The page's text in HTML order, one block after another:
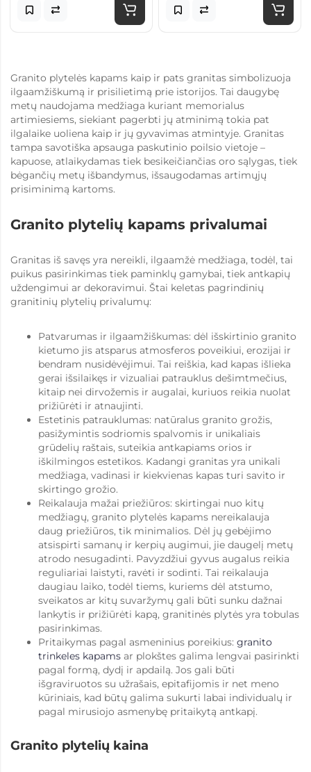
Granito plytelės kapams kaip ir pats granitas simbolizuoja
ilgaamžiškumą ir prisilietimą prie istorijos. Tai daugybę
metų naudojama medžiaga kuriant memorialus
artimiesiems, siekiant pagerbti jų atminimą tokia pat
ilgalaike uoliena kaip ir jų gyvavimas atmintyje. Granitas
tampa savotiška apsauga paskutinio poilsio vietoje –
kapuose, atlaikydamas tiek besikeičiančias oro sąlygas, tiek
bėgančių metų išbandymus, išsaugodamas artimųjų
prisiminimą kartoms.
Granito plytelių kapams privalumai
Granitas iš savęs yra nereikli, ilgaamžė medžiaga, todėl, tai
puikus pasirinkimas tiek paminklų gamybai, tiek antkapių
uždengimui ar dekoravimui. Štai keletas pagrindinių
granitinių plytelių privalumų:
Patvarumas ir ilgaamžiškumas: dėl išskirtinio granito
kietumo jis atsparus atmosferos poveikiui, erozijai ir
bendram nusidėvėjimui. Tai reiškia, kad kapas išlieka
gerai išsilaikęs ir vizualiai patrauklus dešimtmečius,
kitaip nei dirvožemis ir augalai, kuriuos reikia nuolat
prižiūrėti ir atnaujinti.
Estetinis patrauklumas: natūralus granito grožis,
pasižymintis sodriomis spalvomis ir unikaliais
grūdelių raštais, suteikia antkapiams orios ir
iškilmingos estetikos. Kadangi granitas yra unikali
medžiaga, vadinasi ir kiekvienas kapas turi savito ir
skirtingo grožio.
Reikalauja mažai priežiūros: skirtingai nuo kitų
medžiagų, granito plytelės kapams nereikalauja
daug priežiūros, tik minimalios. Dėl jų gebėjimo
atsispirti samanų ir kerpių augimui, jie daugelį metų
atrodo nesugadinti. Pavyzdžiui gyvus augalus reikia
reguliariai laistyti, ravėti ir sodinti. Tai reikalauja
daugiau laiko, todėl tiems, kuriems dėl atstumo,
sveikatos ar kitų suvaržymų gali būti sunku dažnai
lankytis ir prižiūrėti kapą, granitinės plytės yra tobulas
pasirinkimas.
Pritaikymas pagal asmeninius poreikius: granito
trinkeles kapams ar plokštes galima lengvai pasirinkti
pagal formą, dydį ir apdailą. Jos gali būti
išgraviruotos su užrašais, epitafijomis ir net meno
kūriniais, kad būtų galima sukurti labai individualų ir
pagal mirusiojo asmenybę pritaikytą antkapį.
Granito plytelių kaina